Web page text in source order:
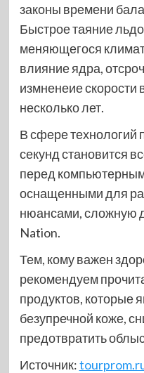
законы времени
Быстрое таяние
меняющегося
влияние ядра,
измненеие
несколько лет.
В сфере технологий
секунд становится
перед
оснащенными для
нюансами, сложную
Nation.
Тем, кому важен
рекомендуем
продуктов, которые
безупречной коже,
предотвратить
Источник: